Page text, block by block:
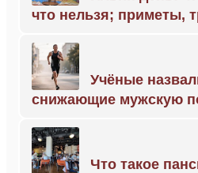
что нельзя; приметы,
Учёные
снижающие мужскую
Что такое